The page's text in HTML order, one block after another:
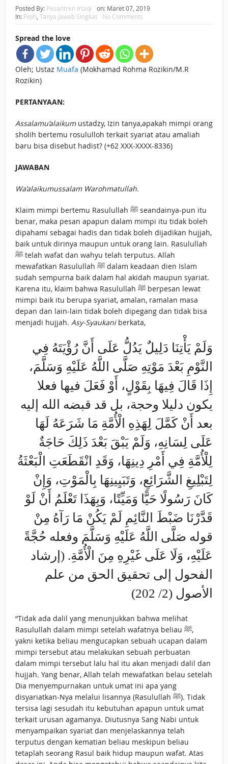
Posted By: Pesantren Irtaqi on: Maret 07, 2019
In: Fiqih Tanya Jawab Singkat No Comments
Spread the love
Oleh; Ustaz Muafa (Mokhamad Rohma Rozikin/M.R
Rozikin)
PERTANYAAN:
Assalamu’alaikumustadzy, Izin tanya,apakah mimpi orang
sholih bertemu rosululloh terkait syariat atau amaliah
baru bisa disebut hadist? (+62 XXX-XXXX-8336)
JAWABAN
Wa’alaikumussalam Warohmatullah.
Klaim mimpi bertemu Rasulullah ﷺ seandainya-pun itu
benar, maka pesan apapun dalam mimpi itu tidak boleh
dipahami sebagai hadis dan tidak boleh dijadikan hujjah,
baik untuk dirinya maupun untuk orang lain. Rasulullah
ﷺ telah wafat dan wahyu telah terputus. Allah
mewafatkan Rasulullah ﷺ dalam keadaan dien Islam
sudah sempurna baik dalam hal akidah maupun syariat.
Karena itu, klaim bahwa Rasulullah ﷺ berpesan lewat
mimpi baik itu berupa syariat, amalan, ramalan masa
depan dan lain-lain tidak boleh dipegang dan tidak bisa
menjadi hujjah. Asy-Syaukaniberkata,
وَلَمْ يَأْتِنَا دَلِيلٌ يَدُلُّ عَلَى أَنَّ رُؤْيَتَهُ فِي
النَّوْمِ بَعْدَ مَوْتِهِ صَلَّى اللَّهُ عَلَيْهِ وَسَلَّمَ،
إِذَا قَالَ فِيهَا بِقَوْلٍ، أَوْ فَعَلَ فيها فعلا
يكون دليلا وحجة، بل قد قبضه الله إليه
بعد أَنْ كَمَّلَ لِهَذِهِ الْأُمَّةِ مَا شَرَعَهُ لَهَا
عَلَى لِسَانِهِ، وَلَمْ يَبْقَ بَعْدَ ذَلِكَ حَاجَةٌ
لِلْأُمَّةِ فِي أَمْرِ دِينِهَا، وَقَدِ انْقَطَعَتِ الْبَعْثَةُ
لِتَبْلِيغِ الشَّرَائِعِ، وَتَبَيِينِهَا بِالْمَوْتِ، وَإِنْ
كَانَ رَسُولًا حَيًّا وَمَيِّتًا، وَبِهَذَا تَعْلَمُ أَنْ لَوْ
قَدَّرْنَا ضَبْطَ النَّائِمِ لَمْ يَكُنْ مَا رَآهُ مِنْ
قوله صَلَّى اللَّهُ عَلَيْهِ وَسَلَّمَ وفعله حُجَّةً
عَلَيْهِ، وَلَا عَلَى غَيْرِهِ مِنَ الْأُمَّةِ. (إرشاد
الفحول إلى تحقيق الحق من علم
الأصول (2/ 202)
“Tidak ada dalil yang menunjukkan bahwa melihat
Rasulullah dalam mimpi setelah wafatnya beliau ﷺ,
yakni ketika beliau mengucapkan sebuah ucapan dalam
mimpi tersebut atau melakukan sebuah perbuatan
dalam mimpi tersebut lalu hal itu akan menjadi dalil dan
hujjah. Yang benar, Allah telah mewafatkan belau setelah
Dia menyempurnakan untuk umat ini apa yang
disyariatkan-Nya melalui lisannya (Rasulullah ﷺ). Tidak
tersisa lagi sesudah itu kebutuhan apapun untuk umat
terkait urusan agamanya. Diutusnya Sang Nabi untuk
menyampaikan syariat dan menjelaskannya telah
terputus dengan kematian beliau meskipun beliau
tetaplah seorang Rasul baik hidup maupun wafat. Atas